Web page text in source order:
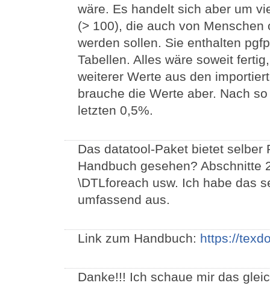
wäre. Es handelt sich aber um
(> 100), die auch von
werden sollen. Sie enthalten
Tabellen. Alles wäre soweit
weiterer Werte aus den
brauche die Werte aber. Nach
letzten 0,5%.
Das datatool-Paket bietet selber
Handbuch gesehen? Abschnitte
\DTLforeach usw. Ich habe das
umfassend aus.
Link zum Handbuch: https://
Danke!!! Ich schaue mir das